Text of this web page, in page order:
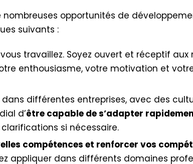
opportunités de
suivants :
travaillez. Soyez ouvert et réceptif aux
enthousiasme, votre motivation et
différentes entreprises, avec des
d’être capable de s’adapter
si nécessaire.
compétences et renforcer vos
appliquer dans différents domaines